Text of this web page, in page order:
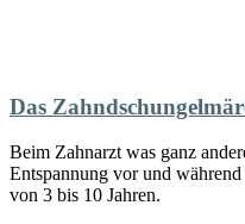
Das
Beim Zahnarzt was ganz
Entspannung vor und
von 3 bis 10 Jahren.